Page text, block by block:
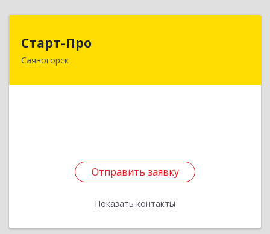
Старт-Про
Саяногорск
Отправить заявку
Показать контакты
655619, Хакасия Респ, Саяногорск г, Черемушки
Отправить заявку
Назад